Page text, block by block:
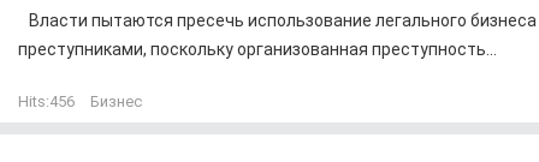
Власти пытаются пресечь использование легального бизнеса
преступниками, поскольку организованная преступность...
Hits:456 Бизнес